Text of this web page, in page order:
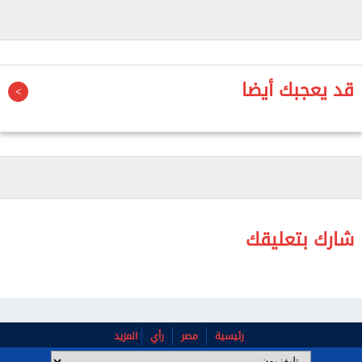
ويرصد الفيلم تفاصيل الحياة اليومية داخل الأكاديمية
والبدني أيضًا، مستعرضًا فلسفة الدولة المصرية في
الاستثمار في العنصر البشري لبناء جيل يجمع بين الكفاءة
المهنية والإدراك السياسي والقدرة على اتخاذ القرار، في
ظل عالم يموج بالاضطرابات والتحديات المتسارعة.
وأوجه استفادتهم علميًّا ومهنيًّا، إلى جانب رصد تفاصيل
حياتهم ومعايشتها في أثناء فترة التدريب.
قد يعجبك أيضا
شارك بتعليقك
رئيسية مصر رأي المزيد